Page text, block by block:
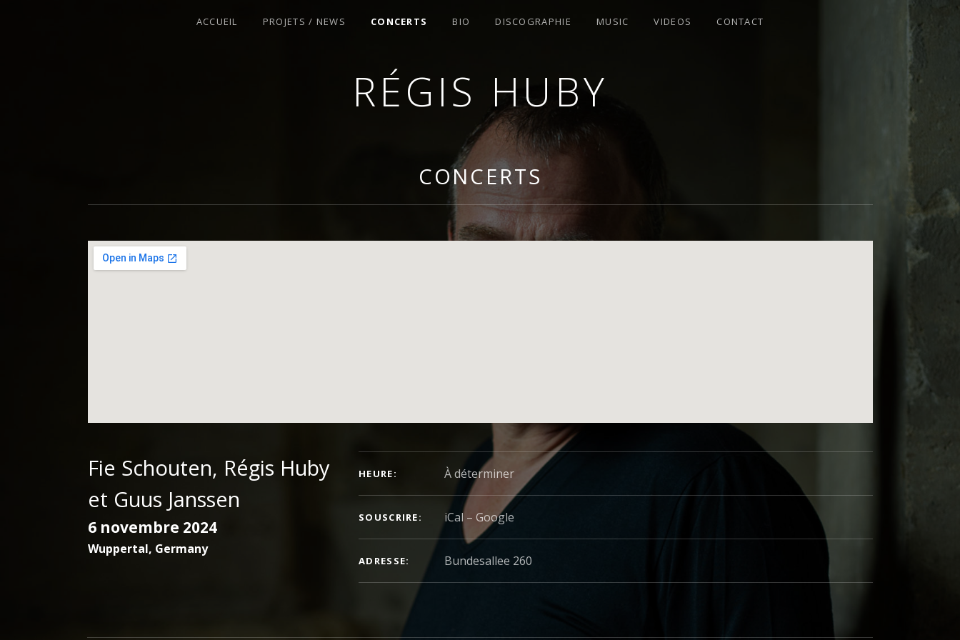
RÉGIS HUBY
ACCUEIL PROJETS / NEWS CONCERTS BIO DISCOGRAPHIE MUSIC VIDEOS CONTACT
CONCERTS
Fie Schouten, Régis Huby
et Guus Janssen
6 novembre 2024
Wuppertal, Germany
DÉTAILS DU CONCERT
HEURE À déterminer
SOUSCRIRE iCal Google
ADRESSE